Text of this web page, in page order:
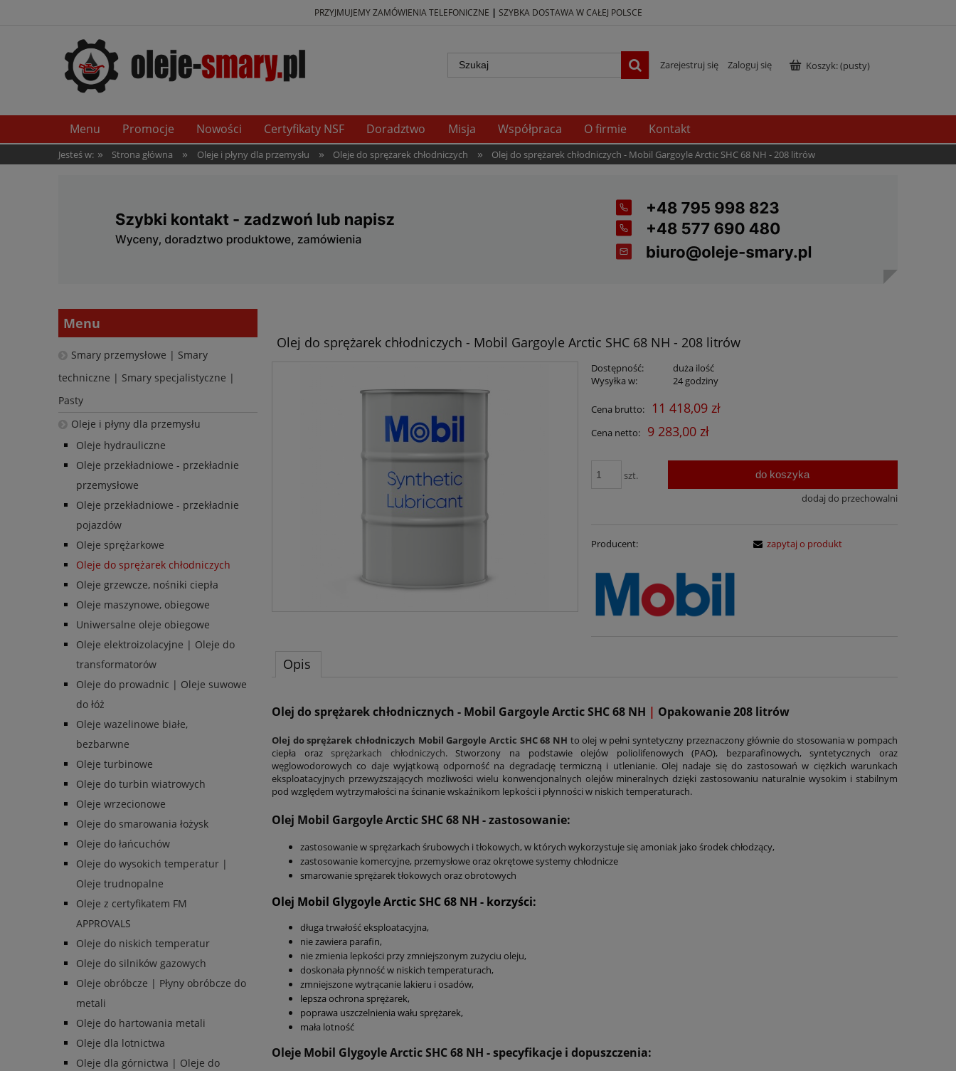
PRZYJMUJEMY ZAMÓWIENIA TELEFONICZNE | SZYBKA DOSTAWA W CAŁEJ POLSCE
Koszyk:(pusty)
Zarejestruj się Zaloguj się
Menu Promocje Nowości Certyfikaty NSF Doradztwo Misja Współpraca O firmie Kontakt
Jesteś w: » Strona główna » Oleje i płyny dla przemysłu » Oleje do sprężarek chłodniczych » Olej do sprężarek chłodniczych - Mobil Gargoyle Arctic SHC 68 NH - 208 litrów
Menu
Smary przemysłowe | Smary
techniczne | Smary specjalistyczne |
Pasty
Oleje i płyny dla przemysłu
Oleje hydrauliczne
Oleje przekładniowe - przekładnie
przemysłowe
Oleje przekładniowe - przekładnie
pojazdów
Oleje sprężarkowe
Oleje do sprężarek chłodniczych
Oleje grzewcze, nośniki ciepła
Oleje maszynowe, obiegowe
Uniwersalne oleje obiegowe
Oleje elektroizolacyjne | Oleje do
transformatorów
Oleje do prowadnic | Oleje suwowe
do łóż
Oleje wazelinowe białe,
bezbarwne
Oleje turbinowe
Oleje do turbin wiatrowych
Oleje wrzecionowe
Oleje do smarowania łożysk
Oleje do łańcuchów
Oleje do wysokich temperatur |
Oleje trudnopalne
Oleje z certyfikatem FM
APPROVALS
Oleje do niskich temperatur
Oleje do silników gazowych
Oleje obróbcze | Płyny obróbcze do
metali
Oleje do hartowania metali
Oleje dla lotnictwa
Oleje dla górnictwa | Oleje do
Olej do sprężarek chłodniczych - Mobil Gargoyle Arctic SHC 68 NH - 208 litrów
Dostępność:
duża ilość
Wysyłka w:
24 godziny
Cena brutto: 11 418,09 zł
Cena netto: 9 283,00 zł
szt. do koszyka
dodaj do przechowalni
Producent: zapytaj o produkt
Opis
Olej do sprężarek chłodnicznych - Mobil Gargoyle Arctic SHC 68 NH | Opakowanie 208 litrów
Olej do sprężarek chłodniczych Mobil Gargoyle Arctic SHC 68 NH to olej w pełni syntetyczny przeznaczony głównie do stosowania w pompach
ciepła orazsprężarkach chłodniczych. Stworzony na podstawie olejów poliolifenowych (PAO), bezparafinowych, syntetycznych oraz
węglowodorowych co daje wyjątkową odporność na degradację termiczną i utlenianie. Olej nadaje się do zastosowań w ciężkich warunkach
eksploatacyjnych przewyższających możliwości wielu konwencjonalnych olejów mineralnych dzięki zastosowaniu naturalnie wysokim i stabilnym
pod względem wytrzymałości na ścinanie wskaźnikom lepkości i płynności w niskich temperaturach.
Olej Mobil Gargoyle Arctic SHC 68 NH - zastosowanie:
zastosowanie w sprężarkach śrubowych i tłokowych, w których wykorzystuje się amoniak jako środek chłodzący,
zastosowanie komercyjne, przemysłowe oraz okrętowe systemy chłodnicze
smarowanie sprężarek tłokowych oraz obrotowych
Olej Mobil Glygoyle Arctic SHC 68 NH - korzyści:
długa trwałość eksploatacyjna,
nie zawiera parafin,
nie zmienia lepkości przy zmniejszonym zużyciu oleju,
doskonała płynność w niskich temperaturach,
zmniejszone wytrącanie lakieru i osadów,
lepsza ochrona sprężarek,
poprawa uszczelnienia wału sprężarek,
mała lotność
Oleje Mobil Glygoyle Arctic SHC 68 NH - specyfikacje i dopuszczenia: